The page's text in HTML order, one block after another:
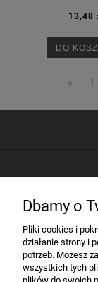
13,48
DO
« 1
Dbamy o
Pliki cookies i
działanie strony i
potrzeb. Możesz
wszystkich tych